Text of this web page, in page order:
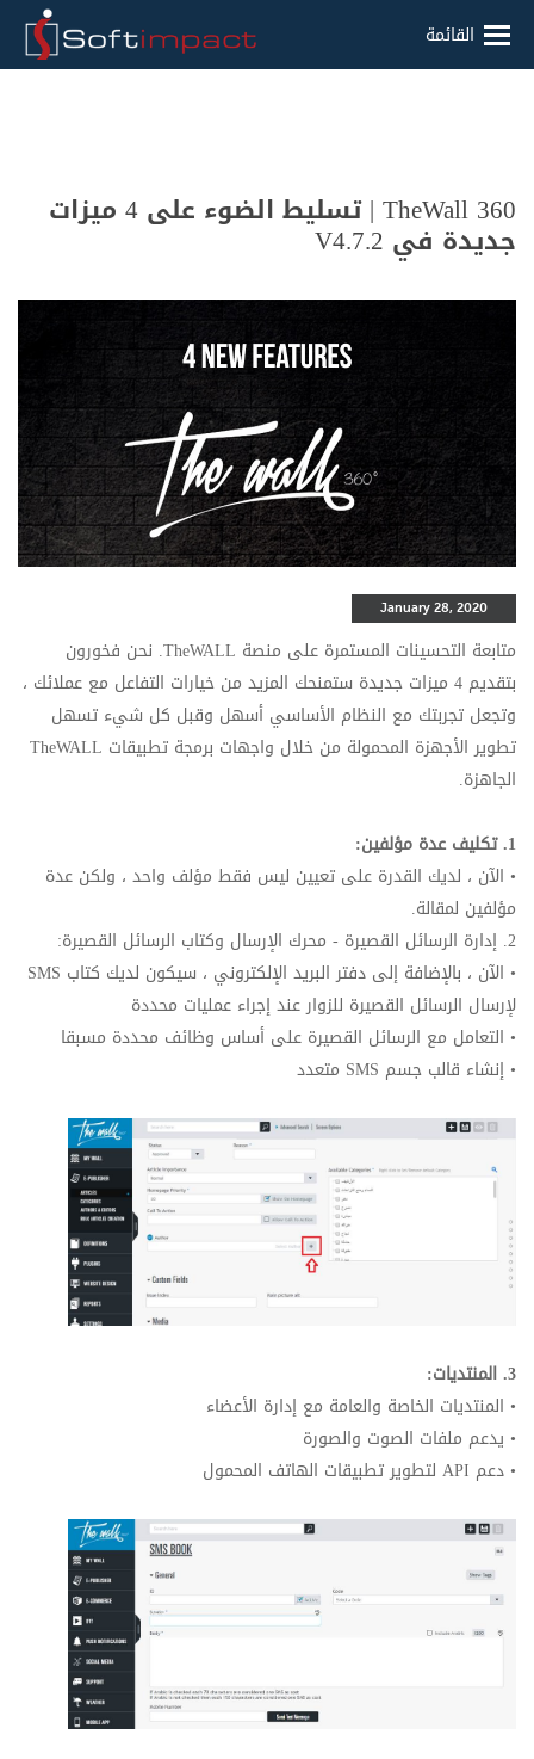
القائمة
TheWall 360 | تسليط الضوء على 4 ميزات
جديدة في V4.7.2
January 28, 2020
متابعة التحسينات المستمرة على منصة TheWALL. نحن فخورون
بتقديم 4 ميزات جديدة ستمنحك المزيد من خيارات التفاعل مع عملائك ،
وتجعل تجربتك مع النظام الأساسي أسهل وقبل كل شيء تسهل
تطوير الأجهزة المحمولة من خلال واجهات برمجة تطبيقات TheWALL
الجاهزة.
1. تكليف عدة مؤلفين:
• الآن ، لديك القدرة على تعيين ليس فقط مؤلف واحد ، ولكن عدة
مؤلفين لمقالة.
2. إدارة الرسائل القصيرة - محرك الإرسال وكتاب الرسائل القصيرة:
• الآن ، بالإضافة إلى دفتر البريد الإلكتروني ، سيكون لديك كتاب SMS
لإرسال الرسائل القصيرة للزوار عند إجراء عمليات محددة
• التعامل مع الرسائل القصيرة على أساس وظائف محددة مسبقا
• إنشاء قالب جسم SMS متعدد
3. المنتديات:
• المنتديات الخاصة والعامة مع إدارة الأعضاء
• يدعم ملفات الصوت والصورة
• دعم API لتطوير تطبيقات الهاتف المحمول